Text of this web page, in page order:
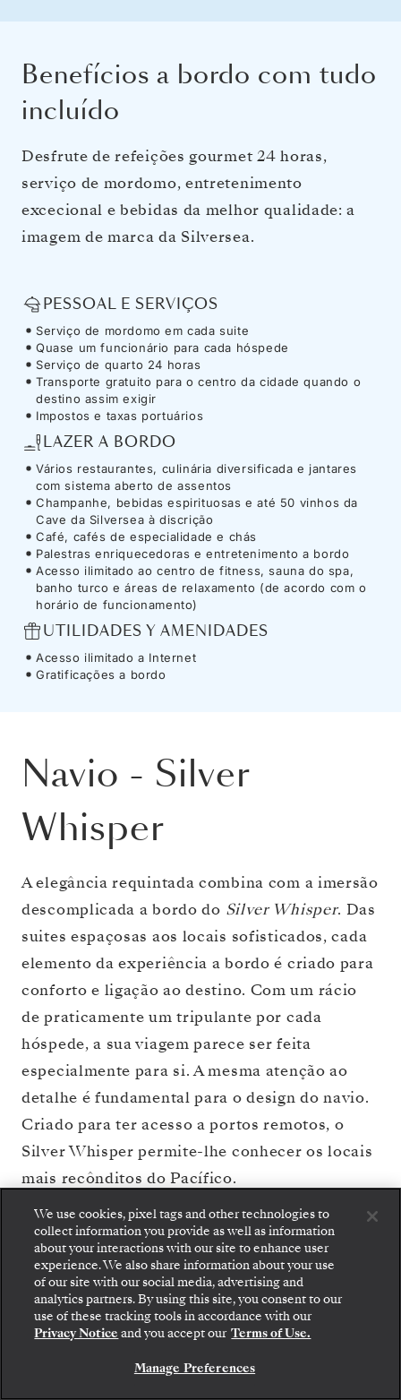
Benefícios a bordo com tudo
incluído
Desfrute de refeições gourmet 24 horas,
serviço de mordomo, entretenimento
excecional e bebidas da melhor qualidade: a
imagem de marca da Silversea.
PESSOAL E SERVIÇOS
Serviço de mordomo em cada suite
Quase um funcionário para cada hóspede
Serviço de quarto 24 horas
Transporte gratuito para o centro da cidade quando o
destino assim exigir
Impostos e taxas portuários
LAZER A BORDO
Vários restaurantes, culinária diversificada e jantares
com sistema aberto de assentos
Champanhe, bebidas espirituosas e até 50 vinhos da
Cave da Silversea à discrição
Café, cafés de especialidade e chás
Palestras enriquecedoras e entretenimento a bordo
Acesso ilimitado ao centro de fitness, sauna do spa,
banho turco e áreas de relaxamento (de acordo com o
horário de funcionamento)
UTILIDADES Y AMENIDADES
Acesso ilimitado a Internet
Gratificações a bordo
Navio - Silver
Whisper
A elegância requintada combina com a imersão
descomplicada a bordo do Silver Whisper. Das
suites espaçosas aos locais sofisticados, cada
elemento da experiência a bordo é criado para
conforto e ligação ao destino. Com um rácio
de praticamente um tripulante por cada
hóspede, a sua viagem parece ser feita
especialmente para si. A mesma atenção ao
detalhe é fundamental para o design do navio.
Criado para ter acesso a portos remotos, o
Silver Whisper permite-lhe conhecer os locais
mais recônditos do Pacífico.
RESERVE O SEU CRUZEIRO
VER PLANO DO
CONVÉS
We use cookies, pixel tags and other technologies to
collect information you provide as well as information
about your interactions with our site to enhance user
experience. We also share information about your use
of our site with our social media, advertising and
analytics partners. By using this site, you consent to our
use of these tracking tools in accordance with our
Privacy Notice and you accept our Terms of Use.
Manage Preferences